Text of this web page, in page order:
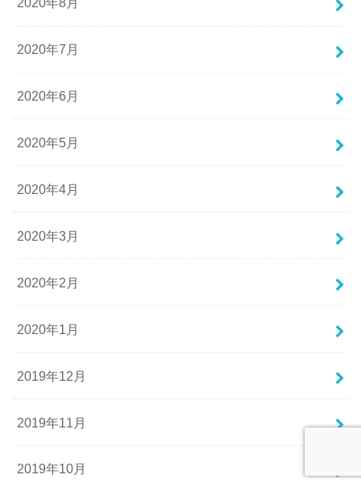
2020年7月
2020年6月
2020年5月
2020年4月
2020年3月
2020年2月
2020年1月
2019年12月
2019年11月
2019年10月